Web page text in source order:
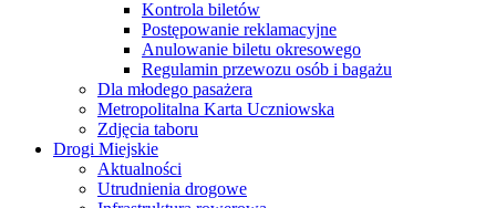
Kontrola biletów
Postępowanie reklamacyjne
Anulowanie biletu okresowego
Regulamin przewozu osób i bagażu
Dla młodego pasażera
Metropolitalna Karta Uczniowska
Zdjęcia taboru
Drogi Miejskie
Aktualności
Utrudnienia drogowe